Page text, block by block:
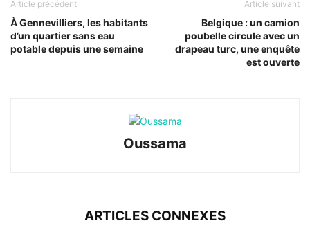
Article précédent
À Gennevilliers, les habitants
d’un quartier sans eau
potable depuis une semaine
Article suivant
Belgique : un camion
poubelle circule avec un
drapeau turc, une enquête
est ouverte
Oussama
ARTICLES CONNEXES